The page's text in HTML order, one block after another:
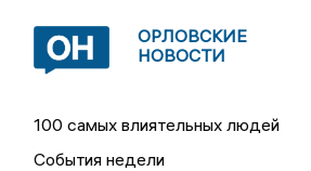
ОРЛОВСКИЕ
НОВОСТИ
100 самых влиятельных людей
События недели